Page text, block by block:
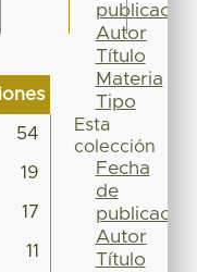
54
19
17
11
publicación
Autor
Título
Materia
Tipo
Esta
colección
Fecha
de
publicación
Autor
Título